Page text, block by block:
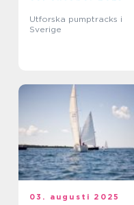
Utforska pumptracks i
Sverige
03. augusti 2025